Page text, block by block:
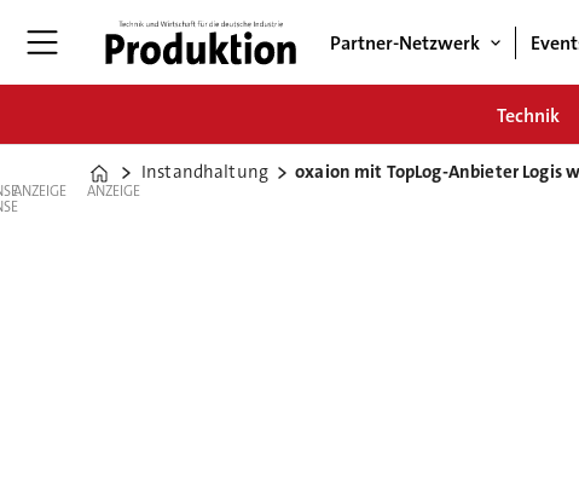
Partner-Netzwerk
Technik
Home
Instandhaltung oxaion mit TopLog-Anbieter Logis
ANZEIGE ANZEIGE